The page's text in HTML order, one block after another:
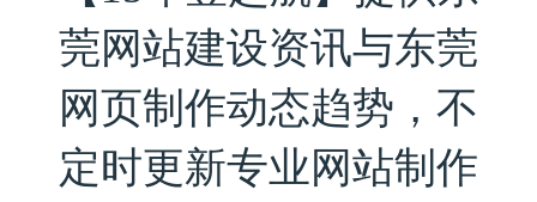
莞网站建设资讯与东莞
网页制作动态趋势，不
定时更新专业网站制作